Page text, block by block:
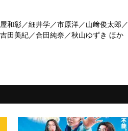
和彰／細井学／市原洋／山﨑俊太郎／
田美紀／合田純奈／秋山ゆずき ほか